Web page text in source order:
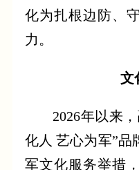
化为扎根边防、
力。
文
2026年以来
化人 艺心为军”品
军文化服务举措